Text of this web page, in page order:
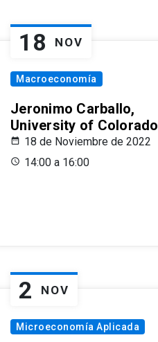
18 NOV
Macroeconomía
Jeronimo Carballo,
University of Colorado
18 de Noviembre de 2022
14:00 a 16:00
2 NOV
Microeconomía Aplicada